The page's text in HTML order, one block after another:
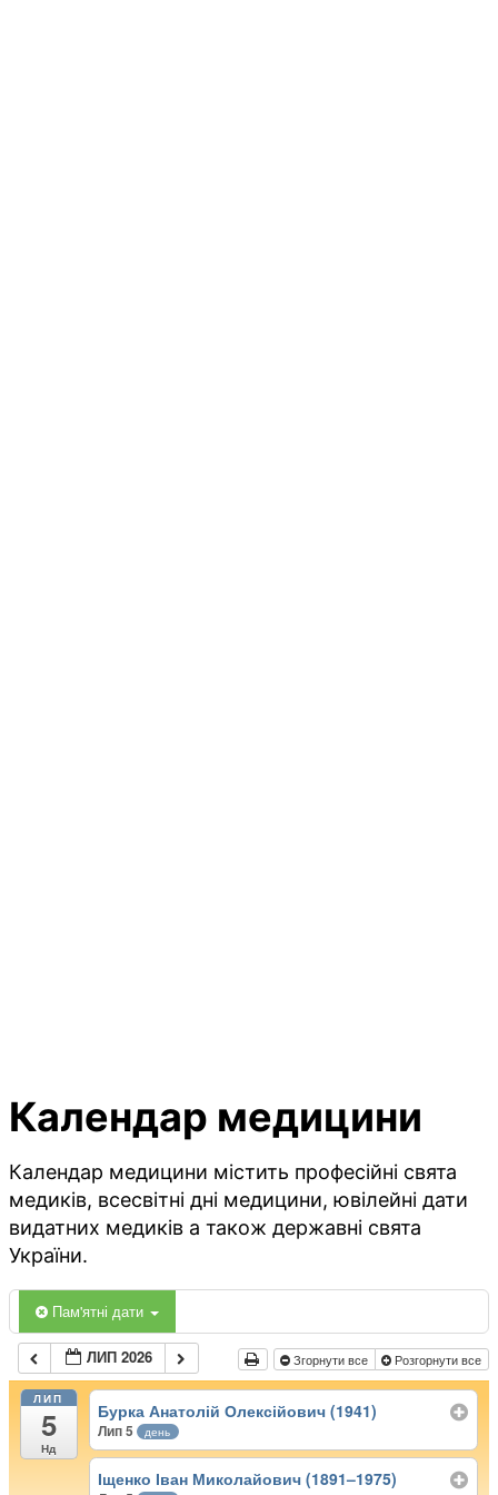
Календар медицини
Календар медицини містить професійні свята
медиків, всесвітні дні медицини, ювілейні дати
видатних медиків а також державні свята
України.
Пам'ятні дати
ЛИП 2026 Згорнути все Розгорнути все
ЛИП
5
Нд
Бурка Анатолій Олексійович (1941)
Лип 5 день
Іщенко Іван Миколайович (1891–1975)